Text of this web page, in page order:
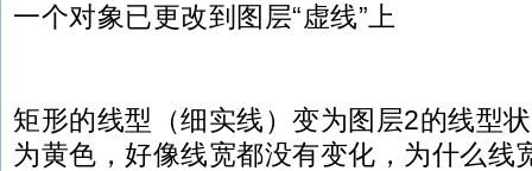
一个对象已更改到图层“虚线”上
矩形的线型（细实线）变为图层2的线型
为黄色，好像线宽都没有变化，为什么线